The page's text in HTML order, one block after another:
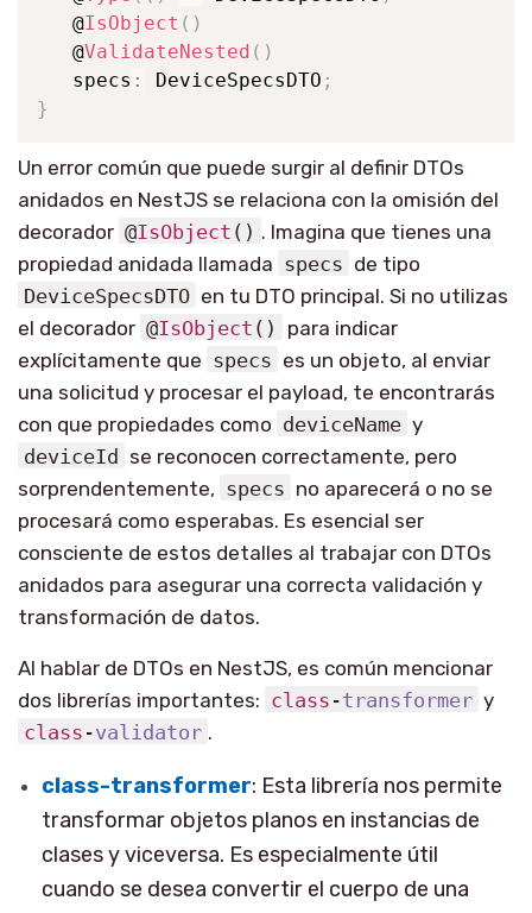
   @
IsObject ( )
   @
ValidateNested ( )
   specs
: DeviceSpecsDTO ;
}
Un error común que puede surgir al definir DTOs
anidados en NestJS se relaciona con la omisión del
decorador @IsObject () . Imagina que tienes una
propiedad anidada llamada specs de tipo
DeviceSpecsDTO en tu DTO principal. Si no utilizas
el decorador @IsObject ()
para indicar
explícitamente que specs es un objeto, al enviar
una solicitud y procesar el payload, te encontrarás
con que propiedades como deviceName y
deviceId se reconocen correctamente, pero
sorprendentemente, specs no aparecerá o no se
procesará como esperabas. Es esencial ser
consciente de estos detalles al trabajar con DTOs
anidados para asegurar una correcta validación y
transformación de datos.
Al hablar de DTOs en NestJS, es común mencionar
dos librerías importantes: class -transformer y
class -validator .
class-transformer: Esta librería nos permite
transformar objetos planos en instancias de
clases y viceversa. Es especialmente útil
cuando se desea convertir el cuerpo de una